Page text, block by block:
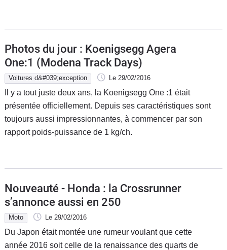
Photos du jour : Koenigsegg Agera
One:1 (Modena Track Days)
Voitures d&#039;exception Le 29/02/2016
Il y a tout juste deux ans, la Koenigsegg One :1 était
présentée officiellement. Depuis ses caractéristiques sont
toujours aussi impressionnantes, à commencer par son
rapport poids-puissance de 1 kg/ch.
Nouveauté - Honda : la Crossrunner
s’annonce aussi en 250
Moto Le 29/02/2016
Du Japon était montée une rumeur voulant que cette
année 2016 soit celle de la renaissance des quarts de